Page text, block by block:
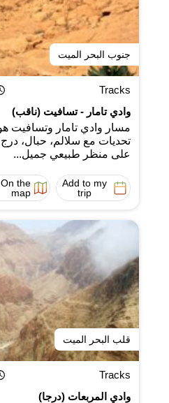
جنوب البحر الميت
Tracks
وادي تامار - تسافيت (ناقب)
مسار وادي تامار وتسافيت
تحديات مع سلالم، حبال،
على منظر طبيعي جميل...
Add to my
trip
On the
map
قلب البحر الميت
Tracks
وادي المربعات (درجا)